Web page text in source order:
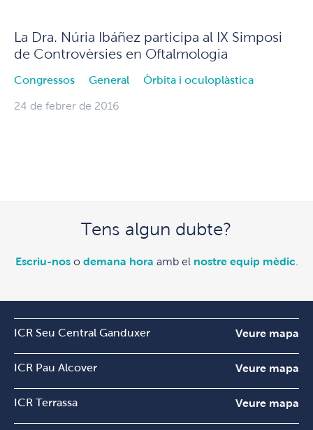
La Dra. Núria Ibáñez participa al IX Simposi
de Controvèrsies en Oftalmologia
Congressos General Òrbita i oculoplàstica
24 de febrer de 2016
Tens algun dubte?
Escriu-noso demana hora amb el nostre equip mèdic.
ICR Seu Central Ganduxer Veure mapa
ICR Pau Alcover Veure mapa
ICR Terrassa Veure mapa